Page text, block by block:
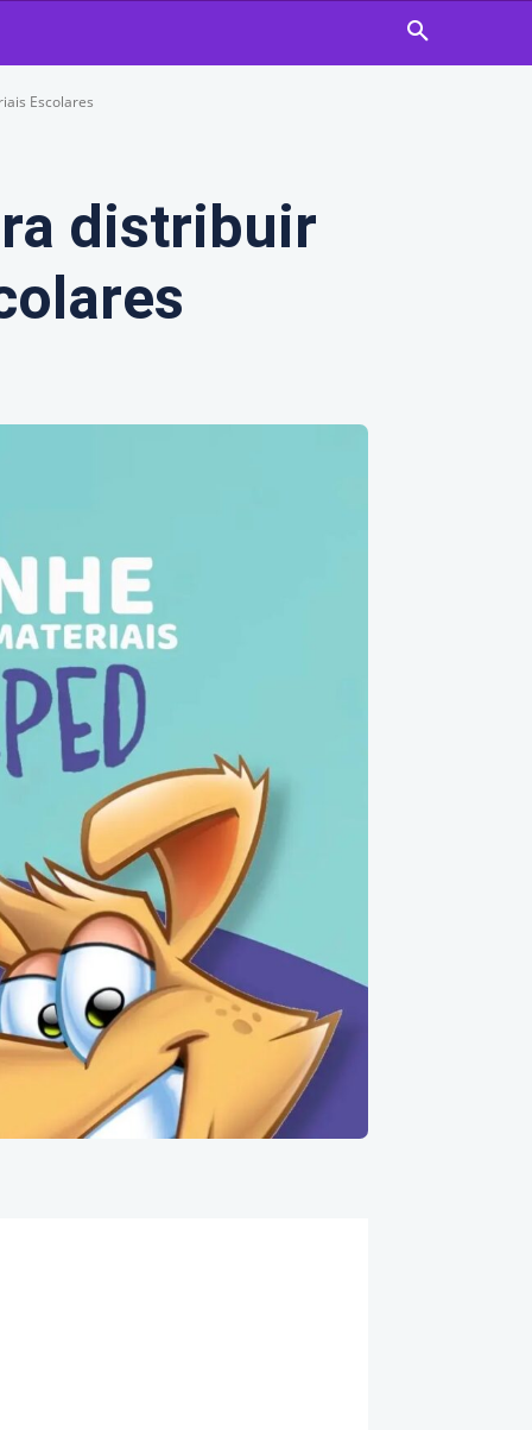
Escolares
distribuir